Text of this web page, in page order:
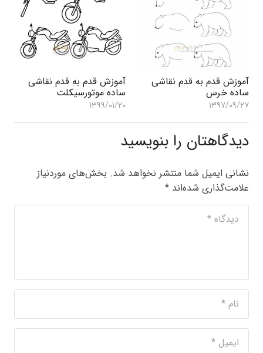
آموزش قدم به قدم نقاشی
ساده خرس
۱۳۹۷/۰۹/۲۷
آموزش قدم به قدم نقاشی
ساده موتورسیکلت
۱۳۹۹/۰۱/۲۰
دیدگاهتان را بنویسید
نشانی ایمیل شما منتشر نخواهد شد. بخش‌های موردنیاز
علامت‌گذاری شده‌اند *